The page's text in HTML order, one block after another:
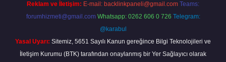
Reklam ve İletişim: E-mail: backlinkpaneli@gmail.com Teams:
forumhizmeti@gmail.com Whatsapp: 0262 606 0 726 Telegram:
@karabul
Yasal Uyarı: Sitemiz, 5651 Sayılı Kanun gereğince Bilgi Teknolojileri ve
İletişim Kurumu (BTK) tarafından onaylanmış bir Yer Sağlayıcı olarak